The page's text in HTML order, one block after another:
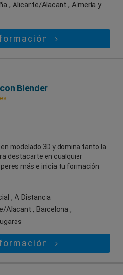
, Alicante/Alacant , Almería y
Blender
modelado 3D y domina tanto la
destacarte en cualquier
más e inicia tu formación
, A Distancia
Alacant , Barcelona ,